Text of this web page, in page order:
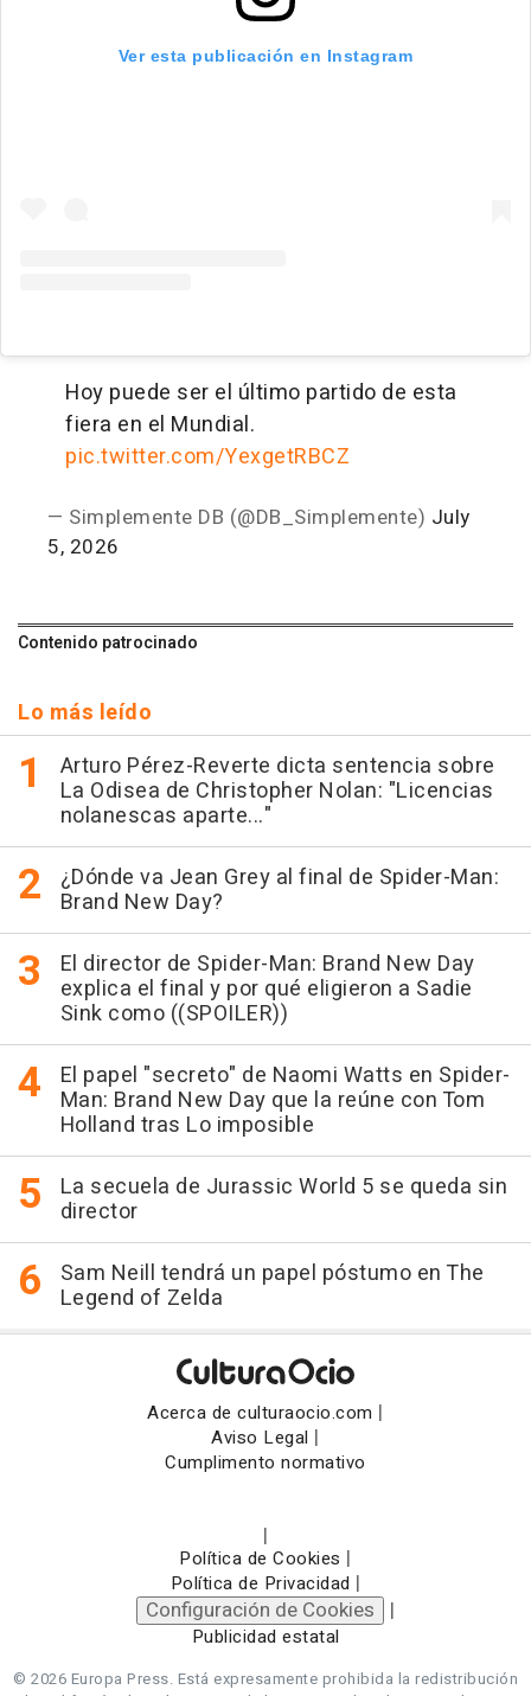
Ver esta publicación en Instagram
Hoy puede ser el último partido de esta
fiera en el Mundial.
pic.twitter.com/YexgetRBCZ
— Simplemente DB (@DB_Simplemente) July
5, 2026
Contenido patrocinado
Lo más leído
Arturo Pérez-Reverte dicta sentencia sobre
La Odisea de Christopher Nolan: "Licencias
nolanescas aparte..."
¿Dónde va Jean Grey al final de Spider-Man:
Brand New Day?
El director de Spider-Man: Brand New Day
explica el final y por qué eligieron a Sadie
Sink como ((SPOILER))
El papel "secreto" de Naomi Watts en Spider-
Man: Brand New Day que la reúne con Tom
Holland tras Lo imposible
La secuela de Jurassic World 5 se queda sin
director
Sam Neill tendrá un papel póstumo en The
Legend of Zelda
Acerca de culturaocio.com |
Aviso Legal |
Cumplimento normativo
|
Política de Cookies |
Política de Privacidad |
Configuración de Cookies |
Publicidad estatal
© 2026 Europa Press. Está expresamente prohibida la redistribución